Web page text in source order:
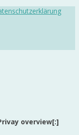
overview[:]